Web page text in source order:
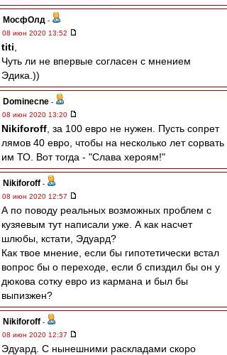
МосфОлд -
08 июн 2020 13:52
titi
Чуть ли не впервые согласен с мнением
Эдика.))
Dominecne -
08 июн 2020 13:20
Nikiforoff , за 100 евро не нужен. Пусть сопрет
лямов 40 евро, чтобы на несколько лет сорвать
им ТО. Вот тогда - "Слава хероям!"
Nikiforoff -
08 июн 2020 12:57
А по поводу реальных возможных проблем с
кузяевым тут написали уже. А как насчет
шлюбы, кстати, Эдуард?
Как твое мнение, если бы гипотетически встал
вопрос бы о переходе, если б спиздил бы он у
дюкова сотку евро из кармана и был бы
выпизжен?
Nikiforoff -
08 июн 2020 12:37
Эдуард. С нынешними раскладами скоро